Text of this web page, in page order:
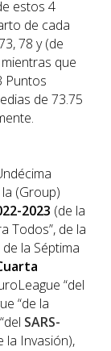
estos 4
de cada
78 y (de
que
Puntos
de 73.75
(Group)
2023 (de la
Todos”, de la
de la Séptima
“del
“de la
SARS-
la Invasión),